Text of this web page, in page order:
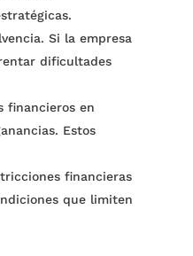
Si la empresa
dificultades
financieros en
Estos
financieras
que limiten